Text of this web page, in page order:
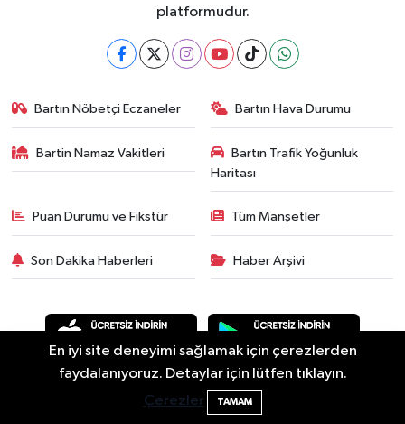
platformudur.
Bartın Nöbetçi Eczaneler Bartın Hava Durumu
Bartin Namaz Vakitleri
Bartın Trafik Yoğunluk
Haritası
Puan Durumu ve Fikstür Tüm Manşetler
Son Dakika Haberleri Haber Arşivi
Güncel Siyaset Spor
En iyi site deneyimi sağlamak için çerezlerden
faydalanıyoruz. Detaylar için lütfen tıklayın.
Çerezler
TAMAM
Bartın'da nem oranı yüzde 100'e ulaştı